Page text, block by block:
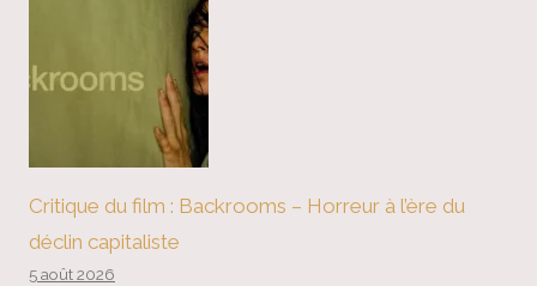
Critique du film : Backrooms – Horreur à l’ère du
déclin capitaliste
5 août 2026